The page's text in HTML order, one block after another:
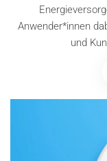
Anwender*innen
und